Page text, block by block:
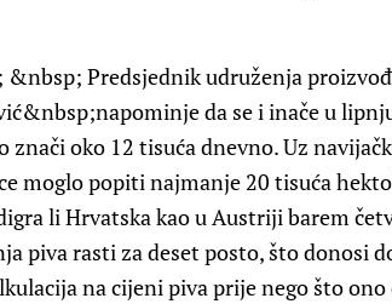
&nbsp; Predsjednik udruženja
&nbsp;napominje da se i inače u
znači oko 12 tisuća dnevno. Uz
moglo popiti najmanje 20 tisuća
li Hrvatska kao u Austriji barem
piva rasti za deset posto, što donosi
na cijeni piva prije nego što